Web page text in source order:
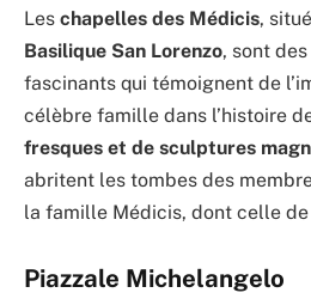
Les chapelles des Médicis,
Basilique San Lorenzo, sont
fascinants qui témoignent de
célèbre famille dans l’histoire
fresques et de sculptures
abritent les tombes des
la famille Médicis, dont celle
Piazzale Michelangelo